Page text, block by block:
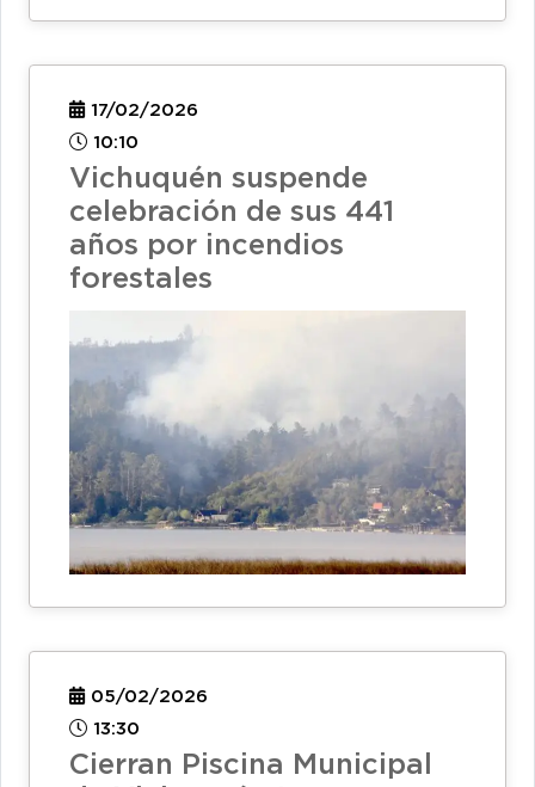
17/02/2026
10:10
Vichuquén suspende
celebración de sus 441
años por incendios
forestales
05/02/2026
13:30
Cierran Piscina Municipal